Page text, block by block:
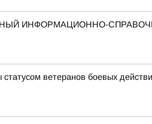
ИНФОРМАЦИОННО-
ветеранов боевых